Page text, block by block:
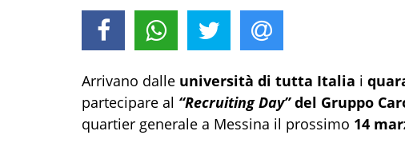
Arrivano dalle università di tutta Italia i
partecipare al “Recruiting Day”del Gruppo
quartier generale a Messina il prossimo 14